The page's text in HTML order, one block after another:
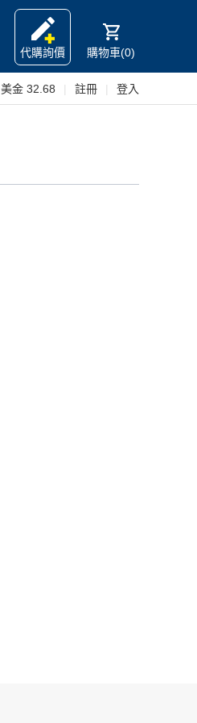
代購詢價
購物車(0)
美金 32.68 註冊 登入